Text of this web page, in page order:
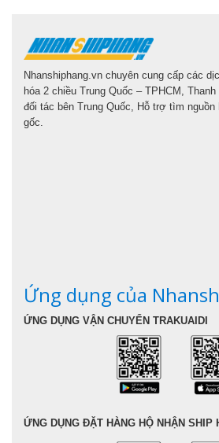
Nhanshiphang.vn chuyên cung cấp các
hóa 2 chiều Trung Quốc – TPHCM,
đối tác bên Trung Quốc, Hỗ trợ tìm nguồn
gốc.
Ứng dụng của
ỨNG DỤNG VẬN CHUYỂN TRAKUAIDI
ỨNG DỤNG ĐẶT HÀNG HỘ NHẬN SHIP